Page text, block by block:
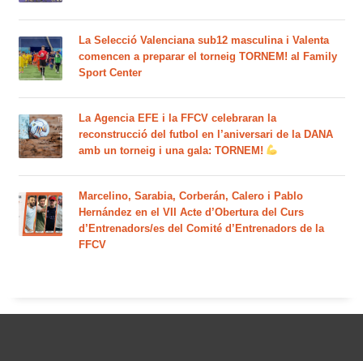
La Selecció Valenciana sub12 masculina i Valenta
comencen a preparar el torneig TORNEM! al Family
Sport Center
La Agencia EFE i la FFCV celebraran la
reconstrucció del futbol en l’aniversari de la DANA
amb un torneig i una gala: TORNEM!
Marcelino, Sarabia, Corberán, Calero i Pablo
Hernández en el VII Acte d’Obertura del Curs
d’Entrenadors/es del Comité d’Entrenadors de la
FFCV